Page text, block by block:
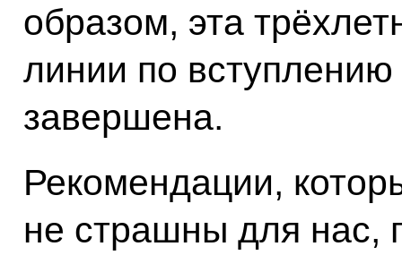
образом, эта
линии по
завершена.
Рекомендации,
не страшны для нас,